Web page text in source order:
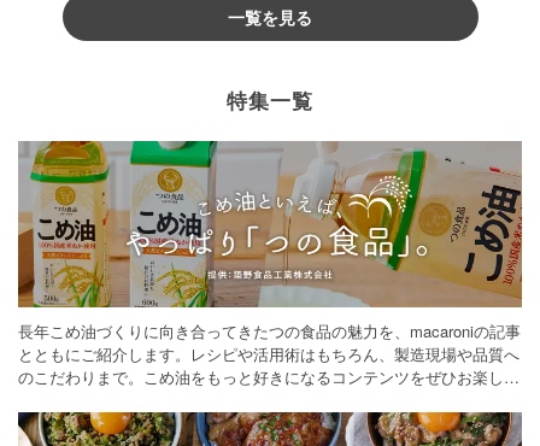
一覧を見る
特集一覧
長年こめ油づくりに向き合ってきたつの食品の魅力を、macaroniの記事
とともにご紹介します。レシピや活用術はもちろん、製造現場や品質へ
のこだわりまで。こめ油をもっと好きになるコンテンツをぜひお楽しみ